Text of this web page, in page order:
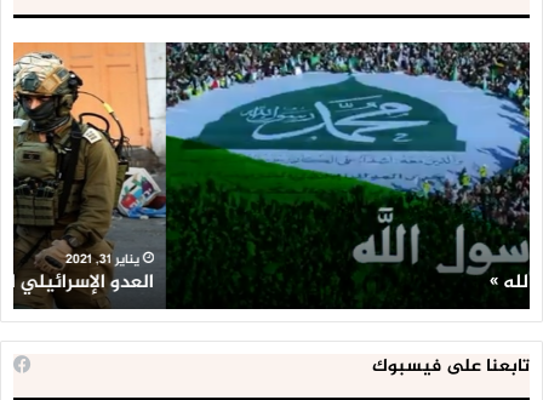
العدو
الإسرائيلي
اعتقل
543
طفلا
فلسطينيا
خلال
2020
يناير 31, 2021
العدو الإسرائيلي اعتقل 543 طفلا فلسطينيا خلال 2020
تابعنا على فيسبوك